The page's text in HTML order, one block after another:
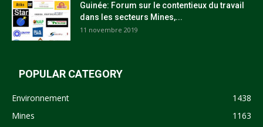
Guinée: Forum sur le contentieux du travail
dans les secteurs Mines,...
11 novembre 2019
POPULAR CATEGORY
Environnement
1438
Mines
1163